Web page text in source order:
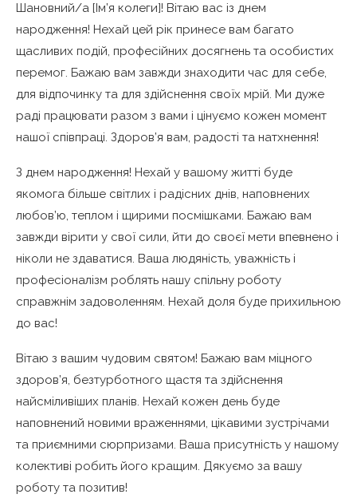
Шановний/а [Ім’я колеги]! Вітаю вас із днем
народження! Нехай цей рік принесе вам багато
щасливих подій, професійних досягнень та особистих
перемог. Бажаю вам завжди знаходити час для себе,
для відпочинку та для здійснення своїх мрій. Ми дуже
раді працювати разом з вами і цінуємо кожен момент
нашої співпраці. Здоров’я вам, радості та натхнення!
З днем народження! Нехай у вашому житті буде
якомога більше світлих і радісних днів, наповнених
любов’ю, теплом і щирими посмішками. Бажаю вам
завжди вірити у свої сили, йти до своєї мети впевнено і
ніколи не здаватися. Ваша людяність, уважність і
професіоналізм роблять нашу спільну роботу
справжнім задоволенням. Нехай доля буде прихильною
до вас!
Вітаю з вашим чудовим святом! Бажаю вам міцного
здоров’я, безтурботного щастя та здійснення
найсміливіших планів. Нехай кожен день буде
наповнений новими враженнями, цікавими зустрічами
та приємними сюрпризами. Ваша присутність у нашому
колективі робить його кращим. Дякуємо за вашу
роботу та позитив!